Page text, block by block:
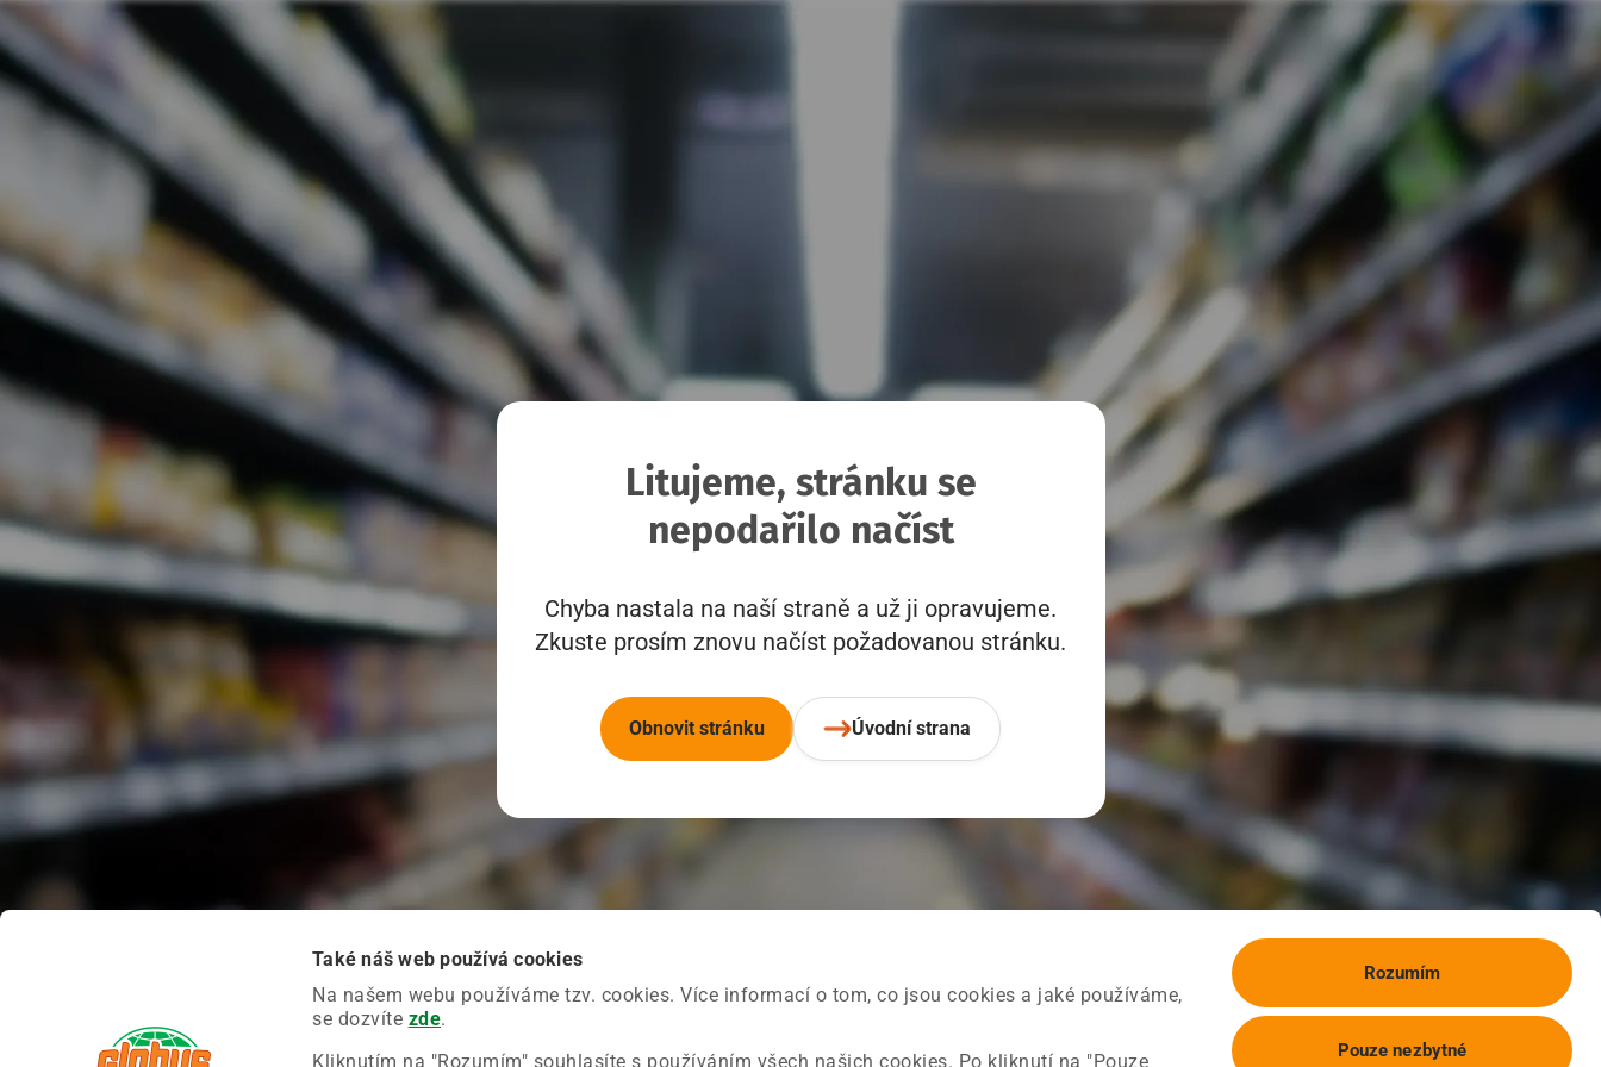
Také náš web používá cookies
Na našem webu používáme tzv. cookies. Více informací o tom, co jsou cookies a jaké používáme,
se dozvíte zde.
Kliknutím na "Rozumím" souhlasíte s používáním všech našich cookies. Po kliknutí na "Pouze
Rozumím
Pouze nezbytné
Litujeme, stránku se
nepodařilo načíst
Chyba nastala na naší straně a už ji opravujeme.
Zkuste prosím znovu načíst požadovanou stránku.
Obnovit stránku Úvodní strana